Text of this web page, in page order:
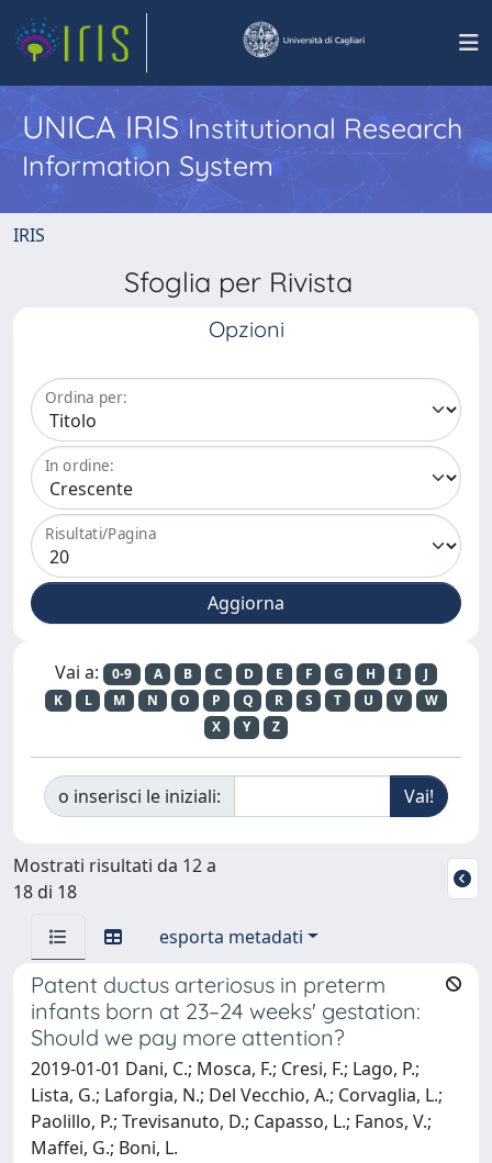
UNICA IRISInstitutional Research
Information System
IRIS
Sfoglia per Rivista
Opzioni
Ordina per:
In ordine:
Risultati/Pagina
Vai a: 0-9 A B C D E F G H I
J
K
L M N O P Q R S T U V
W
X
Y Z
o inserisci le iniziali:
Mostrati risultati da 12 a
18 di 18
esporta metadati
Patent ductus arteriosus in preterm
infants born at 23–24 weeks' gestation:
Should we pay more attention?
2019-01-01 Dani, C.; Mosca, F.; Cresi, F.; Lago, P.;
Lista, G.; Laforgia, N.; Del Vecchio, A.; Corvaglia, L.;
Paolillo, P.; Trevisanuto, D.; Capasso, L.; Fanos, V.;
Maffei, G.; Boni, L.